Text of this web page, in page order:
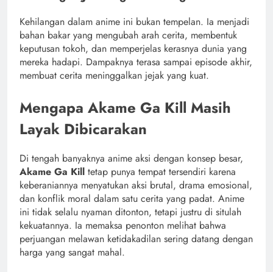
Kehilangan dalam anime ini bukan tempelan. Ia menjadi
bahan bakar yang mengubah arah cerita, membentuk
keputusan tokoh, dan memperjelas kerasnya dunia yang
mereka hadapi. Dampaknya terasa sampai episode akhir,
membuat cerita meninggalkan jejak yang kuat.
Mengapa Akame Ga Kill Masih
Layak Dibicarakan
Di tengah banyaknya anime aksi dengan konsep besar,
Akame Ga Kill tetap punya tempat tersendiri karena
keberaniannya menyatukan aksi brutal, drama emosional,
dan konflik moral dalam satu cerita yang padat. Anime
ini tidak selalu nyaman ditonton, tetapi justru di situlah
kekuatannya. Ia memaksa penonton melihat bahwa
perjuangan melawan ketidakadilan sering datang dengan
harga yang sangat mahal.